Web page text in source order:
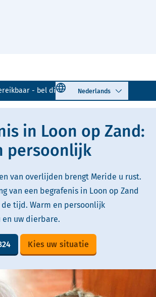
- bel direct! 0416 - 685 824
Select language
Uitleg woorden
in Loon op Zand:
persoonlijk
van overlijden brengt Meride u rust.
van een begrafenis in Loon op Zand
tijd. Warm en persoonlijk
en uw dierbare.
Kies uw situatie